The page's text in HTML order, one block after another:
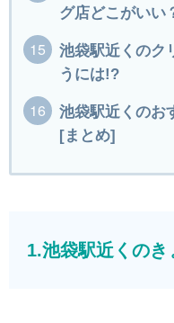
グ店どこがいい
池袋駅近くのク
うには!?
池袋駅近くのお
[まとめ]
1.池袋駅近くの